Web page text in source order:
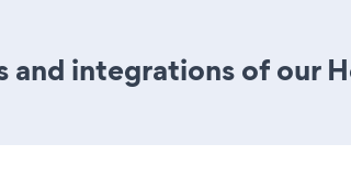
integrations of our